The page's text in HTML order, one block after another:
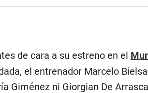
de cara a su estreno en el
el entrenador Marcelo
Giménez ni Giorgian De